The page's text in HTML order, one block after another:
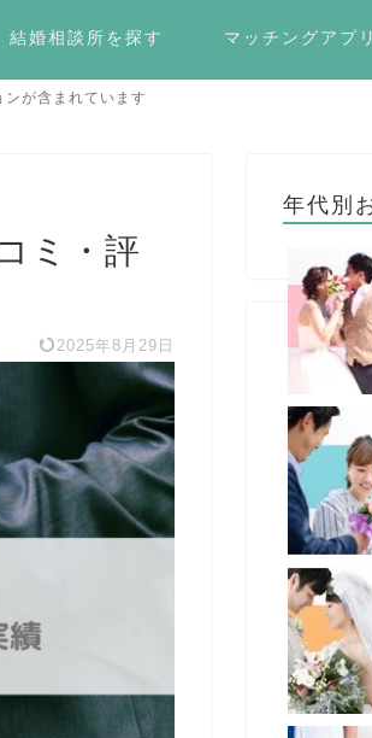
結婚相談所を探す マッチングアプ
が含まれています
ミ・評
2025年8月29日
年代別